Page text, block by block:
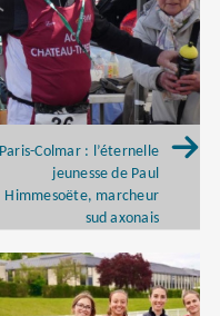
Paris-Colmar : l’éternelle
jeunesse de Paul
Himmesoëte, marcheur
sud axonais